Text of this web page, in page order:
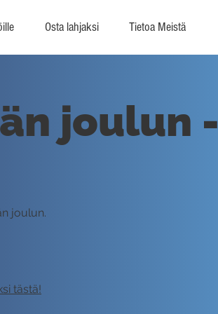
Osta lahjaksi Tietoa Meistä
joulun -
joulun.
tästä!